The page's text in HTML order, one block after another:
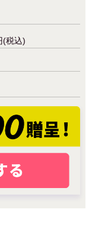
(税込)